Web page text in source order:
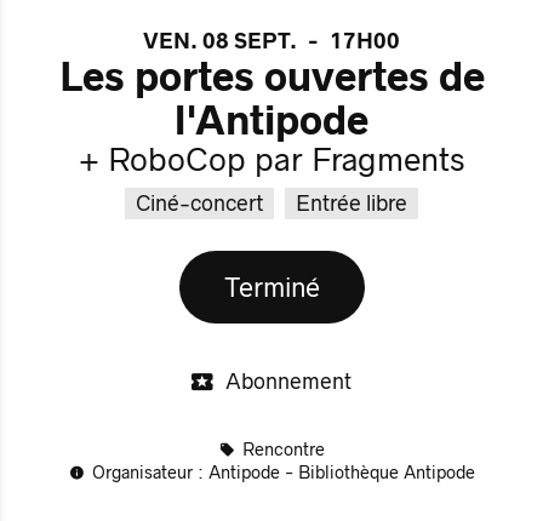
VEN. 08 SEPT. - 17H00
Les portes ouvertes de
l'Antipode
+ RoboCop par Fragments
Ciné-concert Entrée libre
Terminé
Abonnement
Rencontre
Organisateur : Antipode - Bibliothèque Antipode